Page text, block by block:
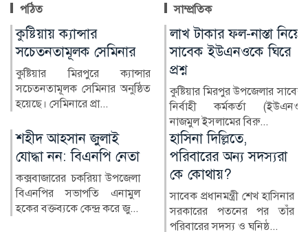
পঠিত সাম্প্রতিক
লাখ টাকার ফল-নাস্তা নিয়ে
সাবেক ইউএনওকে ঘিরে
প্রশ্ন
কুষ্টিয়ার মিরপুর উপজেলার সাবেক
নির্বাহী কর্মকর্তা (ইউএনও)
মুন্সীগঞ্জে সাংবাদিকের
বিরুদ্ধে মামলার প্রতিবাদে
মানববন্ধন
মুন্সীগঞ্জ প্রেসক্লাবের সিনিয়র সহ-
সভাপতি মাহাবুব আলম বাবুর
বিরুদ্ধে দায়ের করা...
হাসিনা দিল্লিতে,
পরিবারের অন্য সদস্যরা
কে কোথায়?
সাবেক প্রধানমন্ত্রী শেখ হাসিনার
সরকারের পতনের পর তাঁর
দখল-দূষণে বিপন্ন দেশের
নদী
বাংলাদেশ নদীমাতৃক দেশ
হিসেবে পরিচিত হলেও দেশের
অধিকাংশ নদী এখন দখল,
দূষণ, নাব...